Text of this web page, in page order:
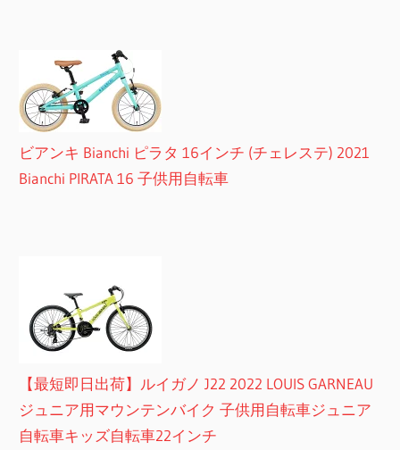
ビアンキ Bianchi ピラタ 16インチ (チェレステ) 2021
Bianchi PIRATA 16 子供用自転車
【最短即日出荷】ルイガノ J22 2022 LOUIS GARNEAU
ジュニア用マウンテンバイク 子供用自転車ジュニア
自転車キッズ自転車22インチ